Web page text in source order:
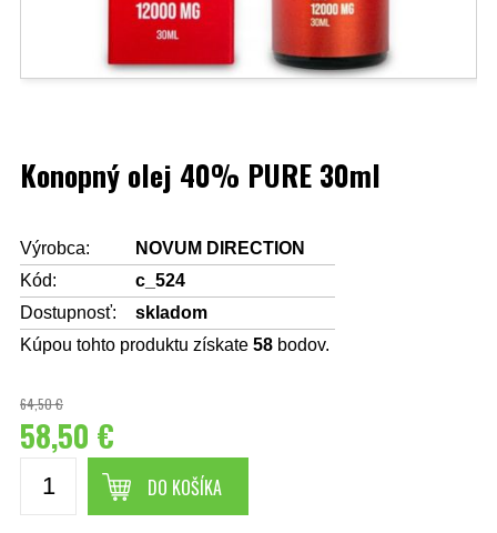
Konopný olej 40% PURE 30ml
Výrobca:
NOVUM DIRECTION
Kód:
c_524
Dostupnosť:
skladom
Kúpou tohto produktu získate 58 bodov.
64,50 €
58,50 €
DO KOŠÍKA